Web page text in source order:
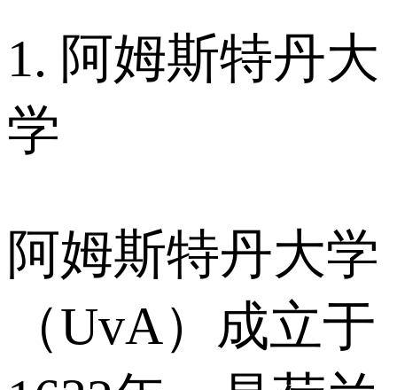
1. 阿姆斯特丹大
学
阿姆斯特丹大学
（UvA）成立于